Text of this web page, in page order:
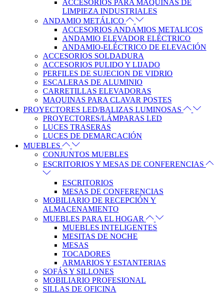
ACCESORIOS PARA MÁQUINAS DE
LIMPIEZA INDUSTRIALES
ANDAMIO METÁLICO
ACCESORIOS ANDAMIOS METALICOS
ANDAMIO ELEVADOR ELÉCTRICO
ANDAMIO-ELÉCTRICO DE ELEVACIÓN
ACCESORIOS SOLDADURA
ACCESORIOS PULIDO Y LIJADO
PERFILES DE SUJECION DE VIDRIO
ESCALERAS DE ALUMINIO
CARRETILLAS ELEVADORAS
MAQUINAS PARA CLAVAR POSTES
PROYECTORES LED/BALIZAS LUMINOSAS
PROYECTORES/LÁMPARAS LED
LUCES TRASERAS
LUCES DE DEMARCACIÓN
MUEBLES
CONJUNTOS MUEBLES
ESCRITORIOS Y MESAS DE CONFERENCIAS
ESCRITORIOS
MESAS DE CONFERENCIAS
MOBILIARIO DE RECEPCIÓN Y
ALMACENAMIENTO
MUEBLES PARA EL HOGAR
MUEBLES INTELIGENTES
MESITAS DE NOCHE
MESAS
TOCADORES
ARMARIOS Y ESTANTERIAS
SOFÁS Y SILLONES
MOBILIARIO PROFESIONAL
SILLAS DE OFICINA